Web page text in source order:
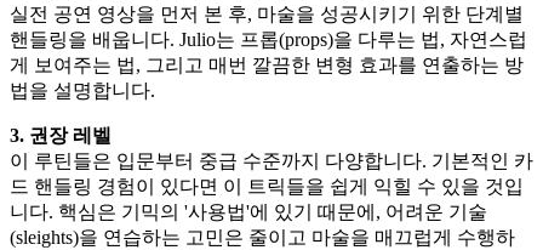
실전 공연 영상을 먼저 본 후, 마술을 성공시키기 위한 단계별
핸들링을 배웁니다. Julio는 프롭(props)을 다루는 법, 자연스럽
게 보여주는 법, 그리고 매번 깔끔한 변형 효과를 연출하는 방
법을 설명합니다.
3. 권장 레벨
이 루틴들은 입문부터 중급 수준까지 다양합니다. 기본적인 카
드 핸들링 경험이 있다면 이 트릭들을 쉽게 익힐 수 있을 것입
니다. 핵심은 기믹의 '사용법'에 있기 때문에, 어려운 기술
(sleights)을 연습하는 고민은 줄이고 마술을 매끄럽게 수행하